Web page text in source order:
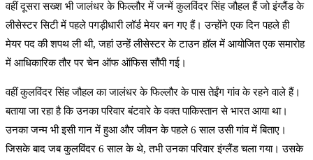
वहीं दूसरा सख्श भी जालंधर के फिल्लौर में जन्में कुलविंदर सिंह जौहल हैं जो इंग्लैंड के
लीसेस्टर सिटी में पहले पगड़ीधारी लॉर्ड मेयर बन गए हैं। उन्होंने एक दिन पहले ही
मेयर पद की शपथ ली थी, जहां उन्हें लीसेस्टर के टाउन हॉल में आयोजित एक समारोह
में आधिकारिक तौर पर चेन ऑफ ऑफिस सौंपी गई।
वहीं कुलविंदर सिंह जौहल का जालंधर के फिल्लौर के पास तेईंग गांव के रहने वाले हैं।
बताया जा रहा है कि उनका परिवार बंटवारे के वक्त पाकिस्तान से भारत आया था।
उनका जन्म भी इसी गान में हुआ और जीवन के पहले 6 साल उसी गांव में बिताए।
जिसके बाद जब कुलविंदर 6 साल के थे, तभी उनका परिवार इंग्लैंड चला गया। उसके